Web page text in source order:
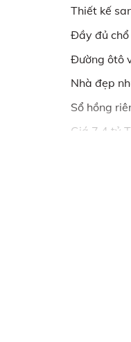
Thiết kế
Đầy đủ chổ
Đường ôtô
Nhà đẹp
Sổ hồng
Giá 7,4 tỷ